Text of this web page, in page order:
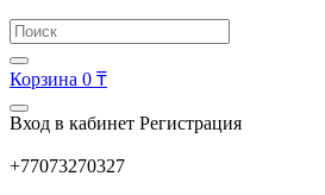
Корзина 0 ₸
Вход в кабинет Регистрация
+77073270327